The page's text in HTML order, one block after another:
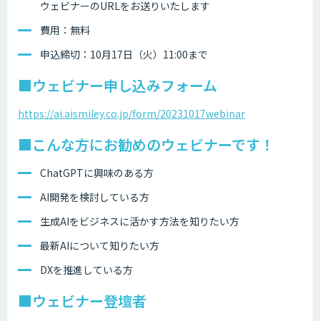
ウェビナーのURLをお送りいたします
費用：無料
申込締切：10月17日（火）11:00まで
■ウェビナー申し込みフォーム
https://ai.aismiley.co.jp/form/20231017webinar
■こんな方にお勧めのウェビナーです！
ChatGPTに興味のある方
AI開発を検討している方
生成AIをビジネスに活かす方法を知りたい方
最新AIについて知りたい方
DXを推進している方
■ウェビナー登壇者